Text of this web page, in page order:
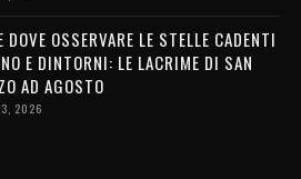
DOVE OSSERVARE LE STELLE CADENTI
E DINTORNI: LE LACRIME DI SAN
AD AGOSTO
2026